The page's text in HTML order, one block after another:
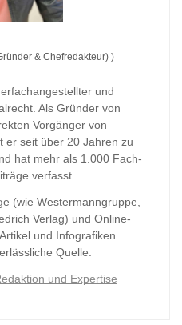
& Chefredakteur) )
und
Als Gründer von
Vorgänger von
er seit über 20 Jahren zu
hat mehr als 1.000 Fach-
verfasst.
(wie Westermanngruppe,
Verlag) und Online-
und Infografiken
Quelle.
und Expertise